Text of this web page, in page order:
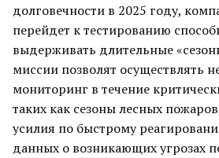
долговечности в 2025 году,
перейдет к тестированию
выдерживать длительные
миссии позволят осуществлять
мониторинг в течение
таких как сезоны лесных
усилия по быстрому
данных о возникающих угрозах